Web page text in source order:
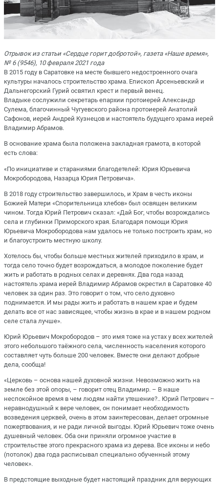
Отрывок из статьи «Сердце горит добротой», газета «Наше время»,
№ 6 (9546), 10 февраля 2021 года
В 2015 году в Саратовке на месте бывшего недостроенного очага
культуры началось строительство храма. Епископ Арсеньевский и
Дальнегорский Гурий освятил крест и первый венец.
Владыке сослужили секретарь епархии протоиерей Александр
Сулема, благочинный Чугуевского района протоиерей Анатолий
Сафонов, иерей Андрей Кузнецов и настоятель будущего храма иерей
Владимир Абрамов.
В основание храма была положена закладная грамота, в которой
есть слова:
«По инициативе и стараниями благодетелей: Юрия Юрьевича
Мокробородова, Назарца Юрия Петровича».
В 2018 году строительство завершилось, и Храм в честь иконы
Божией Матери «Спорительница хлебов» был освящен великим
чином. Тогда Юрий Петрович сказал: «Дай Бог, чтобы возрождались
села и глубинки Приморского края. Благодаря помощи Юрия
Юрьевича Мокробородова нам удалось не только построить храм, но
и благоустроить местную школу.
Хотелось бы, чтобы больше местных жителей приходило в храм, и
тогда село точно будет возрождаться, а молодое поколение будет
жить и работать в родных селах и деревнях. Два года назад
настоятель храма иерей Владимир Абрамов окрестил в Саратовке 40
человек за один раз. Это говорит о том, что село духовно
поднимается. И мы рады жить и работать в нашем крае и будем
делать все от нас зависящее, чтобы жизнь в крае и в нашем родном
селе стала лучше».
Юрий Юрьевич Мокробородов – это имя тоже на устах у всех жителей
этого небольшого таёжного села, численность населения которого
составляет чуть больше 200 человек. Вместе они делают добрые
дела, сообща!
«Церковь – основа нашей духовной жизни. Невозможно жить на
земле без этой опоры, – говорит отец Владимир. – В наше
неспокойное время в чем людям найти утешение?.. Юрий Петрович –
неравнодушный к вере человек, он понимает необходимость
возведения церквей, очень в этом заинтересован, делает огромные
пожертвования, и не ради личной выгоды. Юрий Юрьевич тоже очень
душевный человек. Оба они приняли огромное участие в
строительстве этого прекрасного храма из дерева. Все иконы и небо
(потолок) два года расписывал специально обученный этому
человек».
В предстоящие выходные будет настоящий праздник для верующих